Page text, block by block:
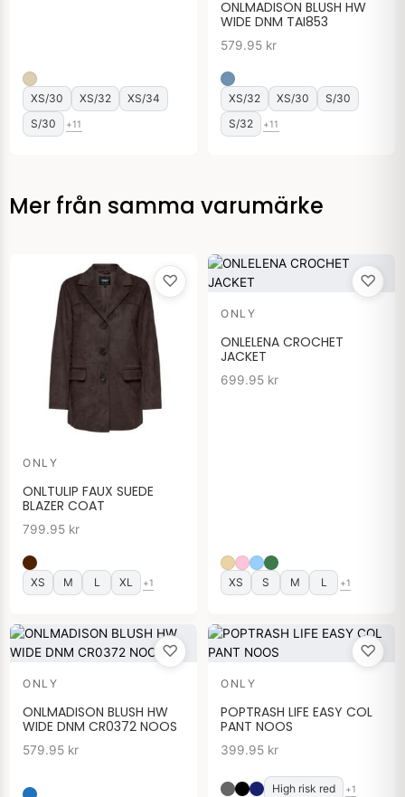
XS/30 XS/32
XS/34
S/30
+11
ONLMADISON BLUSH HW
WIDE DNM TAI853
579.95 kr
XS/32 XS/30
S/30
S/32
+11
Mer från samma varumärke
♡
ONLY
ONLTULIP FAUX SUEDE
BLAZER COAT
799.95 kr
XS M L XL +1
♡
ONLY
ONLELENA CROCHET
JACKET
699.95 kr
XS S M L +1
♡
ONLY
ONLMADISON BLUSH HW
WIDE DNM CR0372 NOOS
579.95 kr
♡
ONLY
POPTRASH LIFE EASY COL
PANT NOOS
399.95 kr
High risk red +1